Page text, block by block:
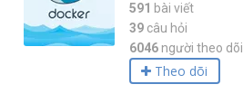
591 bài viết
39câu hỏi
6046 người theo dõi
Theo dõi